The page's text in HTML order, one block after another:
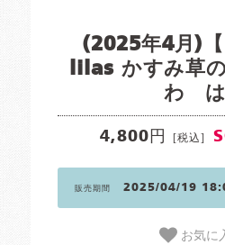
(2025年4月)【
lilas かすみ草
わ
4,800円 [税込]
販売期間 2025/04/19
お気に